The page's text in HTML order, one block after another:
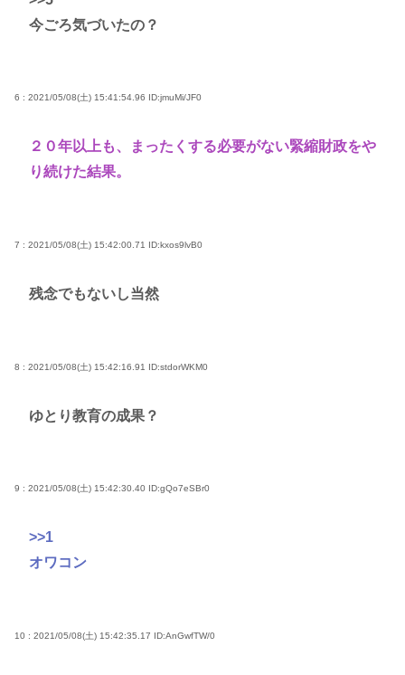
今ごろ気づいたの？
6 : 2021/05/08(土) 15:41:54.96 ID:jmuMi/JF0
２０年以上も、まったくする必要がない緊縮財政をや
り続けた結果。
7 : 2021/05/08(土) 15:42:00.71 ID:kxos9lvB0
残念でもないし当然
8 : 2021/05/08(土) 15:42:16.91 ID:stdorWKM0
ゆとり教育の成果？
9 : 2021/05/08(土) 15:42:30.40 ID:gQo7eSBr0
>>1
オワコン
10 : 2021/05/08(土) 15:42:35.17 ID:AnGwfTW/0